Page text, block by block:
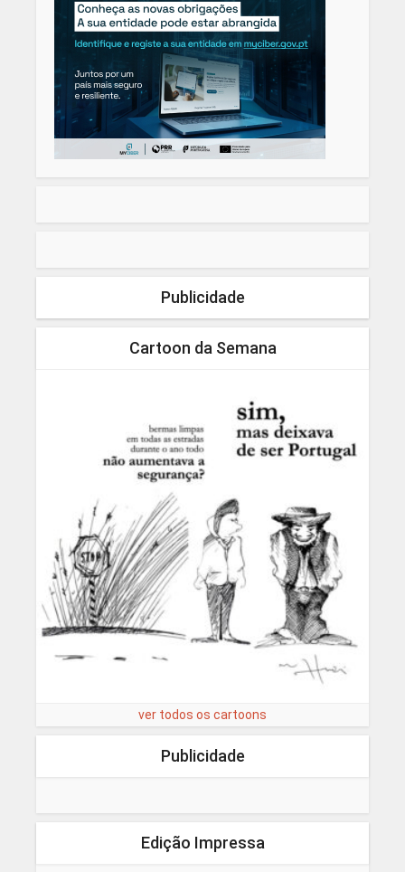
Publicidade
Cartoon da Semana
ver todos os cartoons
Publicidade
Edição Impressa